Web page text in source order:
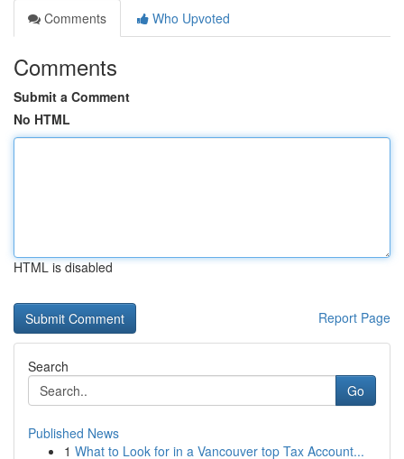
Comments
Who Upvoted
Comments
Submit a Comment
No HTML
HTML is disabled
Report Page
Search
Go
Published News
1 What to Look for in a Vancouver top Tax Account...